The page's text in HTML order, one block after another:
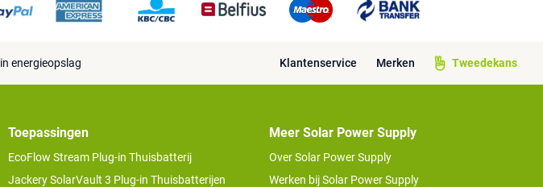
in energieopslag Klantenservice Merken Tweedekans
Toepassingen
EcoFlow Stream Plug-in Thuisbatterij
Jackery SolarVault 3 Plug-in Thuisbatterijen
Meer Solar Power Supply
Over Solar Power Supply
Werken bij Solar Power Supply